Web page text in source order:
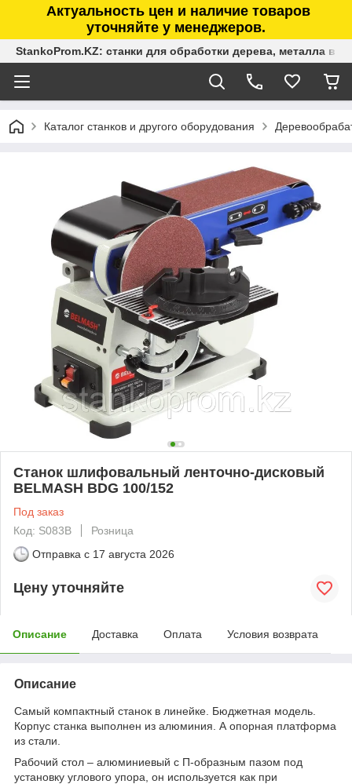
Актуальность цен и наличие товаров
уточняйте у менеджеров.
StankoProm.KZ: станки для обработки дерева, металла в
Каталог станков и другого оборудования
Станок шлифовальный ленточно-дисковый
BELMASH BDG 100/152
Под заказ
Код: S083B
Розница
Отправка с 17 августа 2026
Цену уточняйте
Описание Доставка Оплата Условия возврата
Описание
Самый компактный станок в линейке. Бюджетная модель.
Корпус станка выполнен из алюминия. А опорная платформа
из стали.
Рабочий стол – алюминиевый с П-образным пазом под
установку углового упора, он используется как при